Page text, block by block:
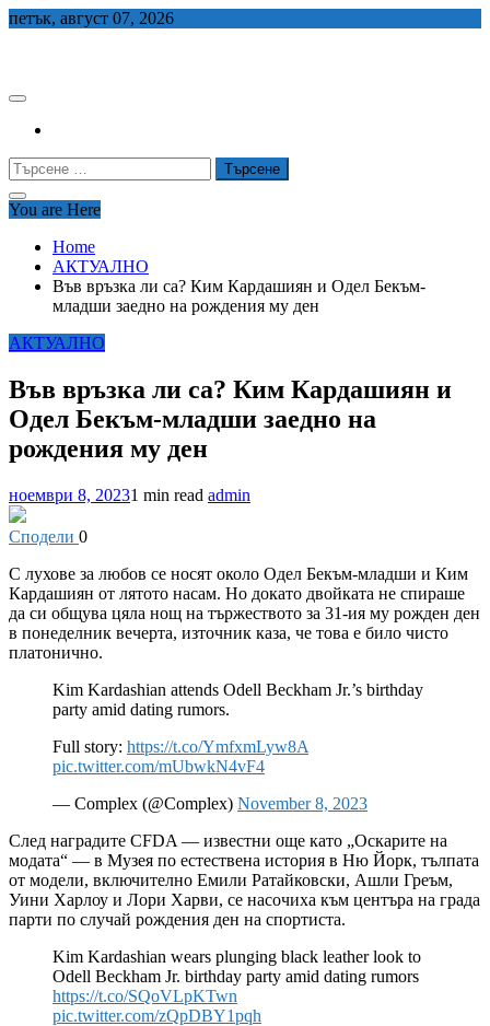
Skip
петък, август 07, 2026
Търсене
за:
You are Here
Home
АКТУАЛНО
Във връзка ли са? Ким Кардашиян и Одел Бекъм-
младши заедно на рождения му ден
АКТУАЛНО
Във връзка ли са? Ким Кардашиян и
Одел Бекъм-младши заедно на
рождения му ден
ноември 8, 20231 min read admin
Сподели 0
С лухове за любов се носят около Одел Бекъм-младши и Ким
Кардашиян от лятото насам. Но докато двойката не спираше
да си общува цяла нощ на тържеството за 31-ия му рожден ден
в понеделник вечерта, източник каза, че това е било чисто
платонично.
Kim Kardashian attends Odell Beckham Jr.’s birthday
party amid dating rumors.
Full story: https://t.co/YmfxmLyw8A
pic.twitter.com/mUbwkN4vF4
— Complex (@Complex) November 8, 2023
След наградите CFDA — известни още като „Оскарите на
модата“ — в Музея по естествена история в Ню Йорк, тълпата
от модели, включително Емили Ратайковски, Ашли Греъм,
Уини Харлоу и Лори Харви, се насочиха към центъра на града
парти по случай рождения ден на спортиста.
Kim Kardashian wears plunging black leather look to
Odell Beckham Jr. birthday party amid dating rumors
https://t.co/SQoVLpKTwn
pic.twitter.com/zQpDBY1pqh